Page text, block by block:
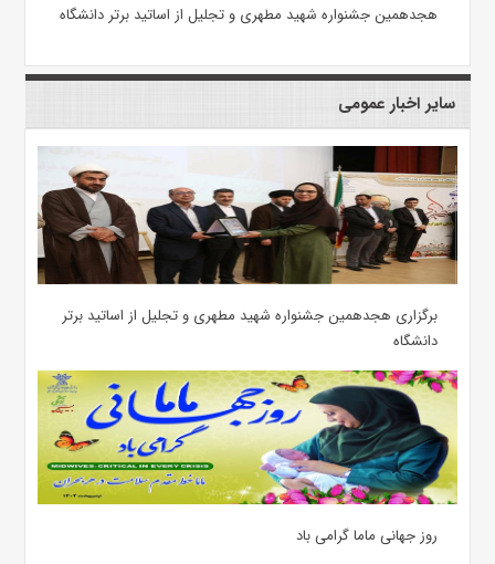
هجدهمین جشنواره شهید مطهری و تجلیل از اساتید برتر دانشگاه
سایر اخبار عمومی
برگزاری هجدهمین جشنواره شهید مطهری و تجلیل از اساتید برتر
دانشگاه
روز جهانی ماما گرامی باد